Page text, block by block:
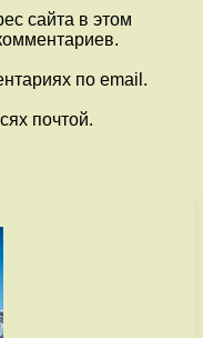
сайта в этом
по email.
почтой.